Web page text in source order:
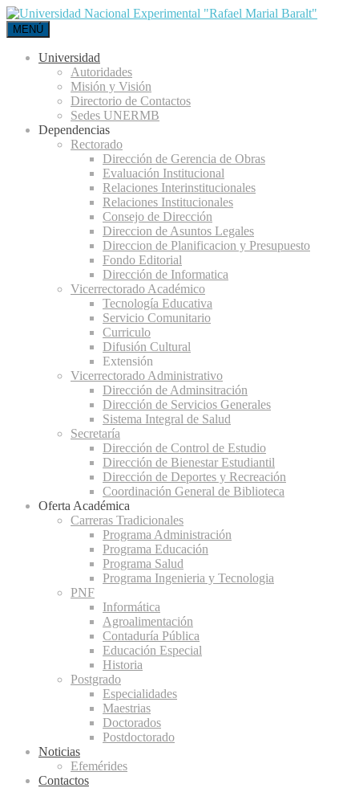
MENÚ
Universidad
Autoridades
Misión y Visión
Directorio de Contactos
Sedes UNERMB
Dependencias
Rectorado
Dirección de Gerencia de Obras
Evaluación Institucional
Relaciones Interinstitucionales
Relaciones Institucionales
Consejo de Dirección
Direccion de Asuntos Legales
Direccion de Planificacion y Presupuesto
Fondo Editorial
Dirección de Informatica
Vicerrectorado Académico
Tecnología Educativa
Servicio Comunitario
Curriculo
Difusión Cultural
Extensión
Vicerrectorado Administrativo
Dirección de Adminsitración
Dirección de Servicios Generales
Sistema Integral de Salud
Secretaría
Dirección de Control de Estudio
Dirección de Bienestar Estudiantil
Dirección de Deportes y Recreación
Coordinación General de Biblioteca
Oferta Académica
Carreras Tradicionales
Programa Administración
Programa Educación
Programa Salud
Programa Ingenieria y Tecnologia
PNF
Informática
Agroalimentación
Contaduría Pública
Educación Especial
Historia
Postgrado
Especialidades
Maestrias
Doctorados
Postdoctorado
Noticias
Efemérides
Contactos